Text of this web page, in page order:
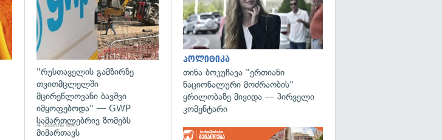
"რუსთაველის გამზირზე
თვითმცლელში
მცირეწლოვანი ბავშვი
იმყოფებოდა" — GWP
სამართლებრივ ზომებს
მიმართავს
4 საათის წინ
პოლიტიკა
თინა ბოკუჩავა "ერთიანი
ნაციონალური მოძრაობის"
ყრილობაზე მივიდა — პირველი
კომენტარი